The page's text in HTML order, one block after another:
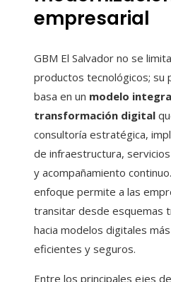
empresarial
GBM El Salvador no se
productos tecnológicos; su
basa en un modelo
transformación digital
consultoría estratégica,
de infraestructura,
y acompañamiento
enfoque permite a las
transitar desde esquemas
hacia modelos digitales
eficientes y seguros.
Entre los principales ejes